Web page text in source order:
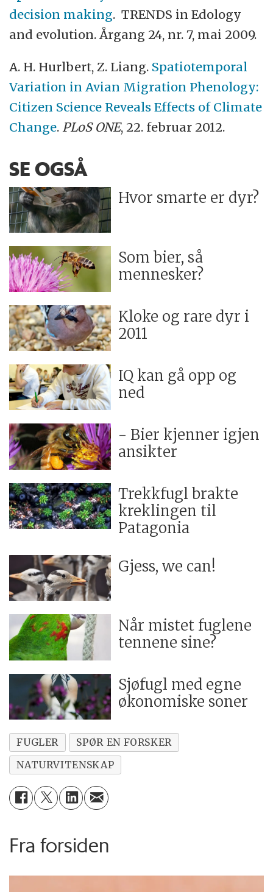
decision making. TRENDS in Edology
and evolution. Årgang 24, nr. 7, mai 2009.
A. H. Hurlbert, Z. Liang. Spatiotemporal
Variation in Avian Migration Phenology:
Citizen Science Reveals Effects of Climate
Change. PLoS ONE, 22. februar 2012.
SE OGSÅ
Hvor smarte er dyr?
Som bier, så
mennesker?
Kloke og rare dyr i
2011
IQ kan gå opp og
ned
- Bier kjenner igjen
ansikter
Trekkfugl brakte
kreklingen til
Patagonia
Gjess, we can!
Når mistet fuglene
tennene sine?
Sjøfugl med egne
økonomiske soner
FUGLER
SPØR EN FORSKER
NATURVITENSKAP
Fra forsiden